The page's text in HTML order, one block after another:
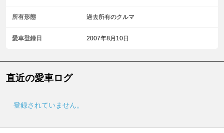
所有形態 過去所有のクルマ
愛車登録日 2007年8月10日
直近の愛車ログ
登録されていません。